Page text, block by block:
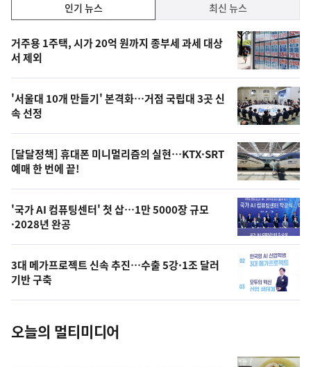
기,
최
신,
오
늘
의
영
상
오
늘
사
진
인기 뉴스 최신 뉴스
기
뉴
스
거주용 1주택, 시가 20억 원까지 종부세 과세 대상
서 제외
'서울대 10개 만들기' 본격화…거점 국립대 3곳 신
속 선정
[달달정책] 휴대폰 미니멀리즘의 실현…KTX·SRT
예매 한 번에 끝!
'국가 AI 컴퓨팅센터' 첫 삽…1만 5000장 규모
·2028년 완공
3대 메가프로젝트 신속 추진…수출 5강·1조 달러
기반 구축
오늘의 멀티미디어